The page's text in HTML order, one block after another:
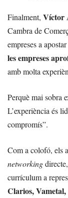
Finalment, Víctor
Cambra de
empreses a
les empreses
amb molta
Perquè mai sobra
L’experiència és
compromís”.
Com a colofó, els
networking
currículum a
Clarios,